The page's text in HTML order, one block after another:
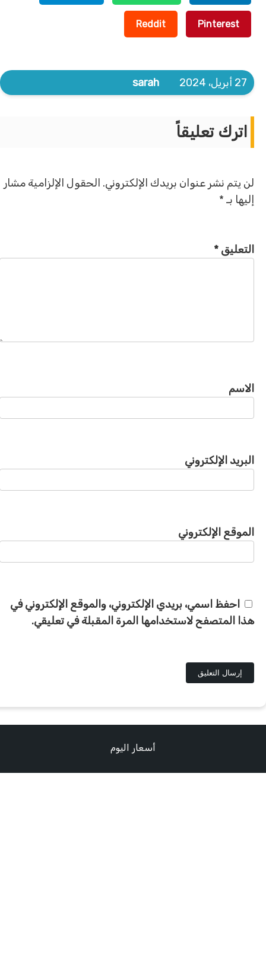
Pinterest
Reddit
27 أبريل، 2024 sarah
اترك تعليقاً
لن يتم نشر عنوان بريدك الإلكتروني. الحقول الإلزامية مشار
إليها بـ *
التعليق*
الاسم
البريد الإلكتروني
الموقع الإلكتروني
احفظ اسمي، بريدي الإلكتروني، والموقع الإلكتروني في
هذا المتصفح لاستخدامها المرة المقبلة في تعليقي.
أسعار اليوم